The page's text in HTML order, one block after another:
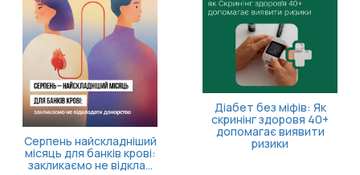
11 серпня відбудеться
засідання Ради з питань
внутрішньо
переміщених осіб
Більше часу на запуск
власної справи!